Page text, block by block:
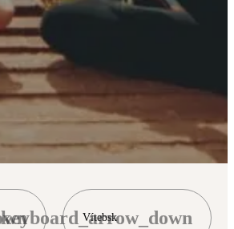
Vítebsk
keyboard_arrow_down